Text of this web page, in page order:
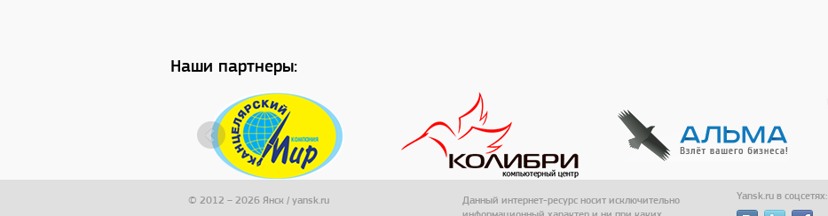
Наши партнеры:
© 2012 – 2026 Янск / yansk.ru
Данный интернет-ресурс носит исключительно
Yansk.ru в соцсетях: